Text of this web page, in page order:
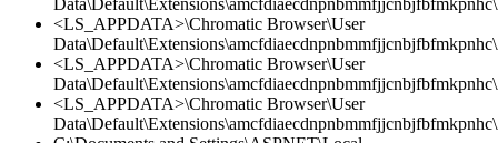
<LS_APPDATA>\Chromatic Browser\User
<LS_APPDATA>\Chromatic Browser\User
<LS_APPDATA>\Chromatic Browser\User